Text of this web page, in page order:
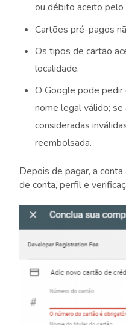
ou débito aceito pelo
Cartões pré-pagos
Os tipos de cartão
localidade.
O Google pode
nome legal válido;
consideradas
reembolsada.
Depois de pagar, a
de conta, perfil e